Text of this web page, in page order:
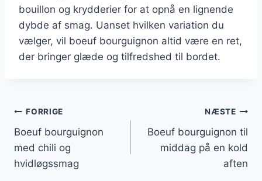
bouillon og krydderier for at opnå en lignende
dybde af smag. Uanset hvilken variation du
vælger, vil boeuf bourguignon altid være en ret,
der bringer glæde og tilfredshed til bordet.
Indlægsnavigation
FORRIGE
Boeuf bourguignon
med chili og
hvidløgssmag
NÆSTE
Boeuf bourguignon til
middag på en kold
aften